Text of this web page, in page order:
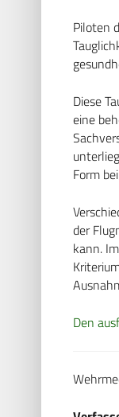
Piloten
Diese
eine
Form
der
kann.
Den